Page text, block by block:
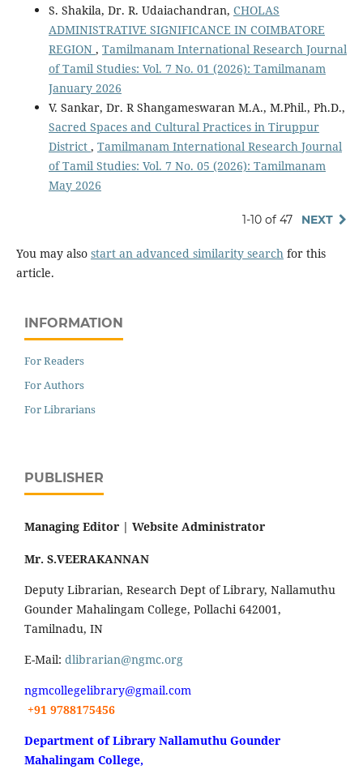
S. Shakila, Dr. R. Udaiachandran, CHOLAS
ADMINISTRATIVE SIGNIFICANCE IN COIMBATORE
REGION , Tamilmanam International Research Journal
of Tamil Studies: Vol. 7 No. 01 (2026): Tamilmanam
January 2026
V. Sankar, Dr. R Shangameswaran M.A., M.Phil., Ph.D.,
Sacred Spaces and Cultural Practices in Tiruppur
District , Tamilmanam International Research Journal
of Tamil Studies: Vol. 7 No. 05 (2026): Tamilmanam
May 2026
1-10 of 47 NEXT
You may also start an advanced similarity searchfor this
article.
INFORMATION
For Readers
For Authors
For Librarians
PUBLISHER
Managing Editor | Website Administrator
Mr. S.VEERAKANNAN
Deputy Librarian, Research Dept of Library, Nallamuthu
Gounder Mahalingam College, Pollachi 642001,
Tamilnadu, IN
E-Mail: dlibrarian@ngmc.org
ngmcollegelibrary@gmail.com
+91 9788175456
Department of Library Nallamuthu Gounder
Mahalingam College,